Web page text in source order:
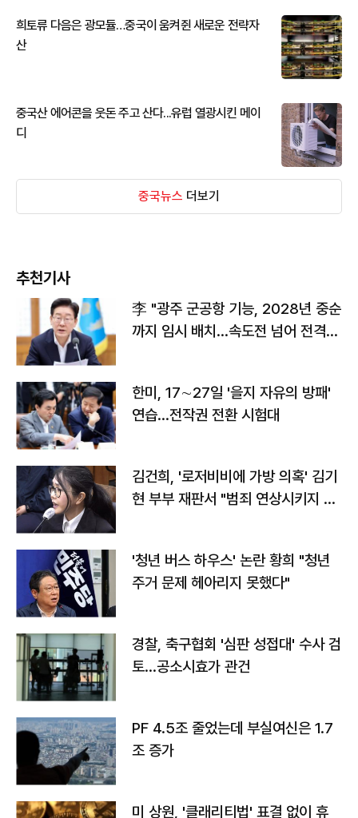
희토류 다음은 광모듈…중국이 움켜쥔 새로운 전략자
산
중국산 에어콘을 웃돈 주고 산다...유럽 열광시킨 메이
디
중국뉴스 더보기
추천기사
李 "광주 군공항 기능, 2028년 중순
까지 임시 배치…속도전 넘어 전격
한미, 17∼27일 '을지 자유의 방패'
연습…전작권 전환 시험대
김건희, '로저비비에 가방 의혹' 김기
현 부부 재판서 "범죄 연상시키지 말
'청년 버스 하우스' 논란 황희 "청년
주거 문제 헤아리지 못했다"
경찰, 축구협회 '심판 성접대' 수사 검
토…공소시효가 관건
PF 4.5조 줄었는데 부실여신은 1.7
조 증가
미 상원, '클래리티법' 표결 없이 휴